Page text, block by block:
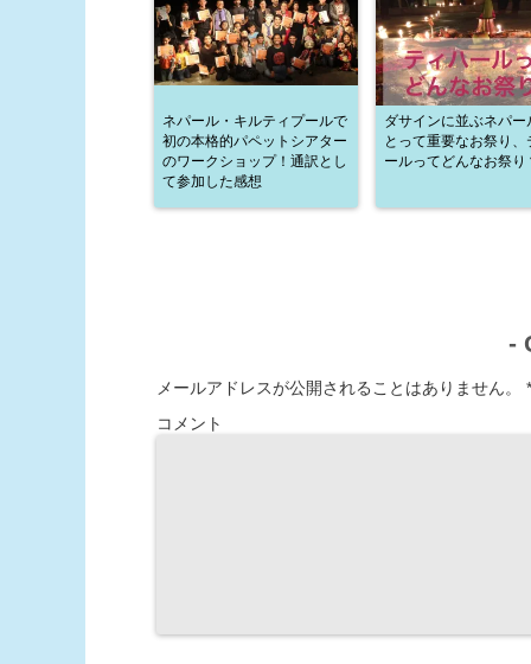
ネパール・キルティプールで
初の本格的パペットシアター
のワークショップ！通訳とし
て参加した感想
ダサインに並ぶネパー
とって重要なお祭り、
ールってどんなお祭り
-
メールアドレスが公開されることはありません。
*
コメント